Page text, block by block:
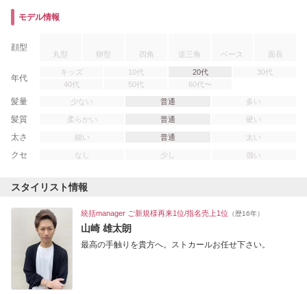
モデル情報
顔型
丸型 卵型 四角 逆三角 ベース 面長
年代
キッズ 10代 20代
30代
40代
50代 60代〜
髪量 少ない 普通 多い
髪質 柔らかい 普通 硬い
太さ 細い 普通 太い
クセ なし 少し 強い
スタイリスト情報
統括manager ご新規様再来1位/指名売上1位 （歴16年）
山崎 雄太朗
最高の手触りを貴方へ。ストカールお任せ下さい。